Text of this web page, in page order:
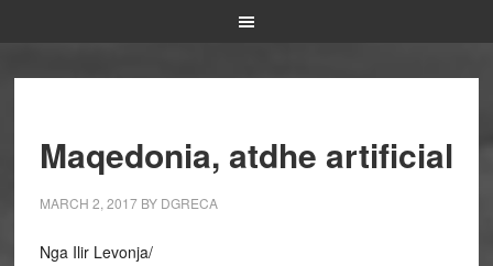
Maqedonia, atdhe artificial
MARCH 2, 2017BY DGRECA
Nga Ilir Levonja/